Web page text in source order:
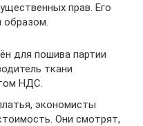
прав. Его
образом.
для пошива партии
ткани
НДС.
экономисты
Они смотрят,